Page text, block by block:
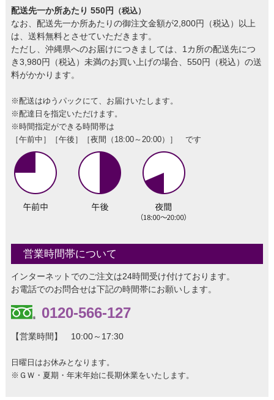
配送先一か所あたり 550円 （税込）
なお、配送先一か所あたりの御注文金額が2,800円（税込）以上
は、送料無料とさせていただきます。
ただし、沖縄県へのお届けにつきましては、1カ所の配送先につ
き3,980円（税込）未満のお買い上げの場合、550円（税込）の送
料がかかります。
※配送はゆうパックにて、お届けいたします。
※配達日を指定いただけます。
※時間指定ができる時間帯は
［午前中］［午後］［夜間（18:00～20:00）］ です
営業時間帯について
インターネットでのご注文は24時間受け付けております。
お電話でのお問合せは下記の時間帯にお願いします。
0120-566-127
【営業時間】 10:00～17:30
日曜日はお休みとなります。
※ＧＷ・夏期・年末年始に長期休業をいたします。